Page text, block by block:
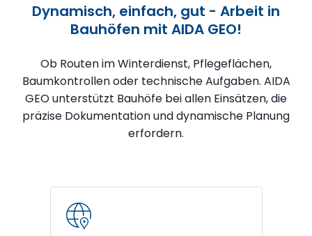
Dynamisch, einfach, gut - Arbeit in
Bauhöfen mit AIDA GEO!
Ob Routen im Winterdienst, Pflegeflächen,
Baumkontrollen oder technische Aufgaben. AIDA
GEO unterstützt Bauhöfe bei allen Einsätzen, die
präzise Dokumentation und dynamische Planung
erfordern.